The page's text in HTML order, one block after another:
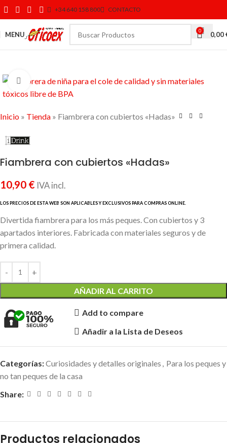
+34 640 158 800 CONTACTO
MENU 0 0,00
Click to enlarge
Inicio » Tienda » Fiambrera con cubiertos «Hadas»
Fiambrera con cubiertos «Hadas»
10,90 € IVA incl.
Divertida fiambrera para los más peques. Con cubiertos y 3
apartados interiores. Fabricada con materiales seguros y de
primera calidad.
AÑADIR AL CARRITO
Add to compare
Añadir a la Lista de Deseos
Categorías:Curiosidades y detalles originales
Para los peques y
no tan peques de la casa
Share:
Productos relacionados